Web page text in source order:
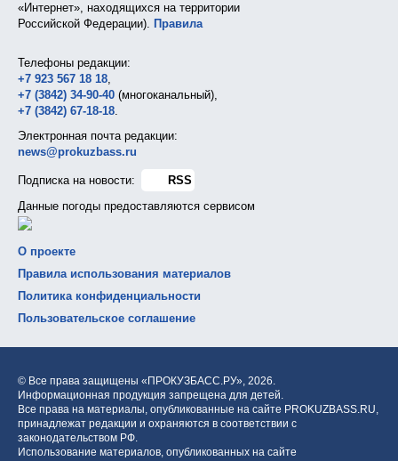
«Интернет», находящихся на территории
Российской Федерации). Правила
Телефоны редакции:
+7 923 567 18 18,
+7 (3842) 34-90-40 (многоканальный),
+7 (3842) 67-18-18.
Электронная почта редакции:
news@prokuzbass.ru
Подписка на новости:
RSS
Данные погоды предоставляются сервисом
О проекте
Правила использования материалов
Политика конфиденциальности
Пользовательское соглашение
© Все права защищены «ПРОКУЗБАСС.РУ», 2026.
Информационная продукция запрещена для детей.
Все права на материалы, опубликованные на сайте PROKUZBASS.RU,
принадлежат редакции и охраняются в соответствии с
законодательством РФ.
Использование материалов, опубликованных на сайте